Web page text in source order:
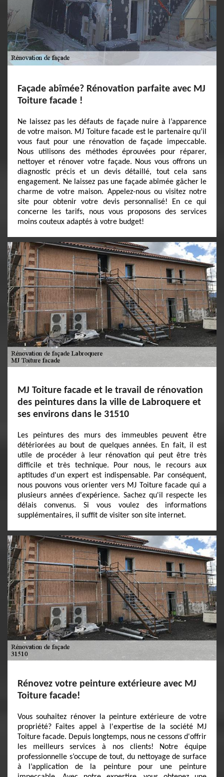
Façade abîmée? Rénovation parfaite avec MJ
Toiture facade !
Ne laissez pas les défauts de façade nuire à l’apparence
de votre maison. MJ Toiture facade est le partenaire qu’il
vous faut pour une rénovation de façade impeccable.
Nous utilisons des méthodes éprouvées pour réparer,
nettoyer et rénover votre façade. Nous vous offrons un
diagnostic précis et un devis détaillé, tout cela sans
engagement. Ne laissez pas une façade abîmée gâcher le
charme de votre maison. Appelez-nous ou visitez notre
site pour obtenir votre devis personnalisé! En ce qui
concerne les tarifs, nous vous proposons des services
moins couteux adaptés à votre budget!
MJ Toiture facade et le travail de rénovation
des peintures dans la ville de Labroquere et
ses environs dans le 31510
Les peintures des murs des immeubles peuvent être
détériorées au bout de quelques années. En fait, il est
utile de procéder à leur rénovation qui peut être très
difficile et très technique. Pour nous, le recours aux
aptitudes d'un expert est indispensable. Par conséquent,
nous pouvons vous orienter vers MJ Toiture facade qui a
plusieurs années d'expérience. Sachez qu'il respecte les
délais convenus. Si vous voulez des informations
supplémentaires, il suffit de visiter son site internet.
Rénovez votre peinture extérieure avec MJ
Toiture facade!
Vous souhaitez rénover la peinture extérieure de votre
propriété? Faites appel à l'expertise de la société MJ
Toiture facade. Depuis longtemps, nous ne cessons d'offrir
les meilleurs services à nos clients! Notre équipe
professionnelle s’occupe de tout, du nettoyage de surface
à l’application de la peinture pour une peinture